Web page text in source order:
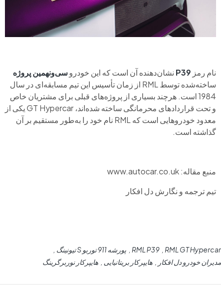
نام رمز P39 نشان‌دهنده آن است که این خودروسی‌ونهمین پروژه
ساخته‌شده توسط RML از زمان تأسیس این تیم مسابقه‌ای در سال
1984 است. هرچند بسیاری از پروژه‌های قبلی برای مشتریان خاص
و تحت قراردادهای محرمانگی ساخته شده‌اند، GT Hypercar یکی از
معدود خودروهایی است که RML نام خود را به‌طور مستقیم بر آن
گذاشته است.
منبع مقاله: www.autocar.co.uk
تیم ترجمه و نگارش دل افکار
RML GT Hypercar
RML P39
پورشه 911 توربو S تیونینگ
مدیران خودرو دل افکار
هایپرکار بریتانیایی هایپرکار نوربرگرینگ